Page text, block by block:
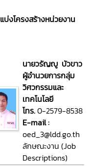
แบ่งโครงสร้างหน่วยงาน
นายวรัญญู บัวขาว
ผู้อำนวยการกลุ่ม
วิศวกรรมและ
เทคโนโลยี
โทร.0-2579-8538
E-mail :
oed_3@ldd.go.th
ลักษณะงาน (Job
Descriptions)